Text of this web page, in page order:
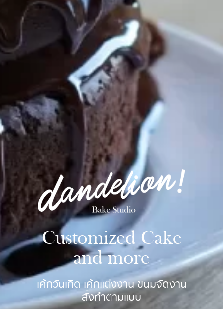
Customized Cake
and more
เค้กวันเกิด เค้กแต่งงาน ขนมจัดงาน
สั่งทำตามแบบ